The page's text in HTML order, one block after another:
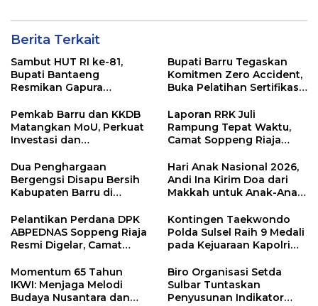
Berita Terkait
Sambut HUT RI ke-81,
Bupati Bantaeng
Resmikan Gapura
Bupati Barru Tegaskan
Komitmen Zero Accident,
Buka Pelatihan Sertifikasi
Pemkab Barru dan KKDB
Matangkan MoU, Perkuat
Investasi dan
Laporan RRK Juli
Rampung Tepat Waktu,
Camat Soppeng Riaja
dan Kelurahan
Dua Penghargaan
Bergengsi Disapu Bersih
Kabupaten Barru di
Hari Anak Nasional 2026,
Andi Ina Kirim Doa dari
Makkah untuk Anak-Anak
Pelantikan Perdana DPK
ABPEDNAS Soppeng Riaja
Resmi Digelar, Camat
Wujudkan Desa Maju
Kontingen Taekwondo
Polda Sulsel Raih 9 Medali
pada Kejuaraan Kapolri
Momentum 65 Tahun
IKWI: Menjaga Melodi
Budaya Nusantara dan
Biro Organisasi Setda
Sulbar Tuntaskan
Penyusunan Indikator